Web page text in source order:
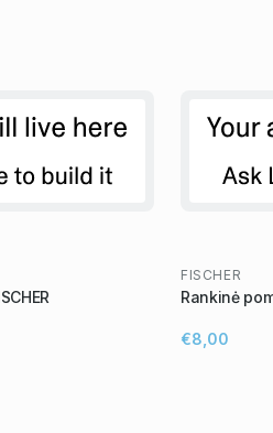
FISCHER
Rankinė
€8,00